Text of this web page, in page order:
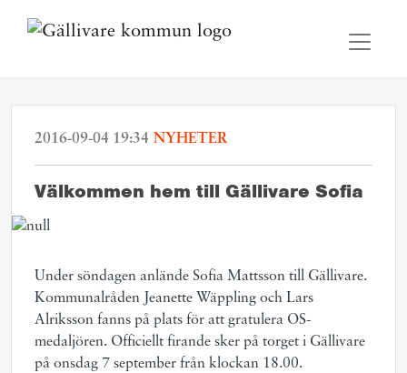
2016-09-04 19:34 NYHETER
Välkommen hem till Gällivare Sofia
Under söndagen anlände Sofia Mattsson till Gällivare.
Kommunalråden Jeanette Wäppling och Lars
Alriksson fanns på plats för att gratulera OS-
medaljören. Officiellt firande sker på torget i Gällivare
på onsdag 7 september från klockan 18.00.